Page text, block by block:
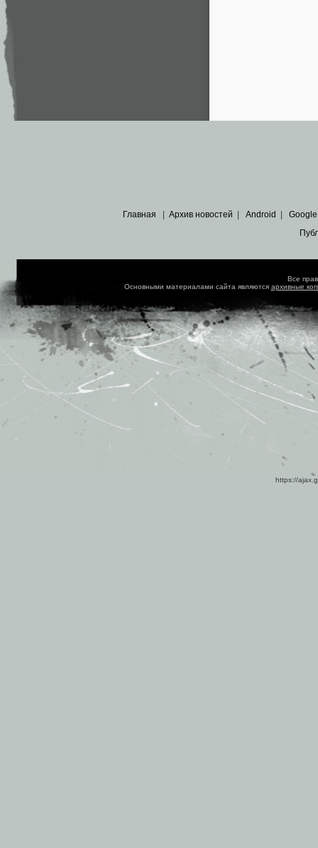
Главная Архив новостей Android Google
Все
Основными материалами сайта являются архивные
https://